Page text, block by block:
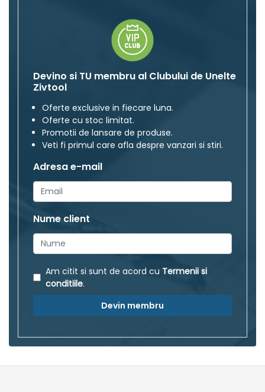
Devino si TU membru al Clubului de Unelte
Zivtool
Oferte exclusive in fiecare luna.
Oferte cu stoc limitat.
Promotii de lansare de produse.
Veti fi primul care afla despre vanzari si stiri.
Adresa e-mail
Nume client
Am citit si sunt de acord cu Termenii si
conditiile.
Devin membru